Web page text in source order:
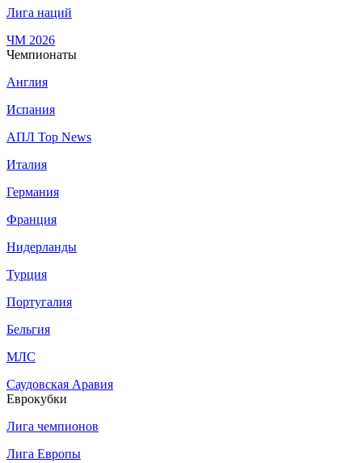
Лига наций
ЧМ 2026
Чемпионаты
Англия
Испания
АПЛ Top News
Италия
Германия
Франция
Нидерланды
Турция
Португалия
Бельгия
МЛС
Саудовская Аравия
Еврокубки
Лига чемпионов
Лига Европы